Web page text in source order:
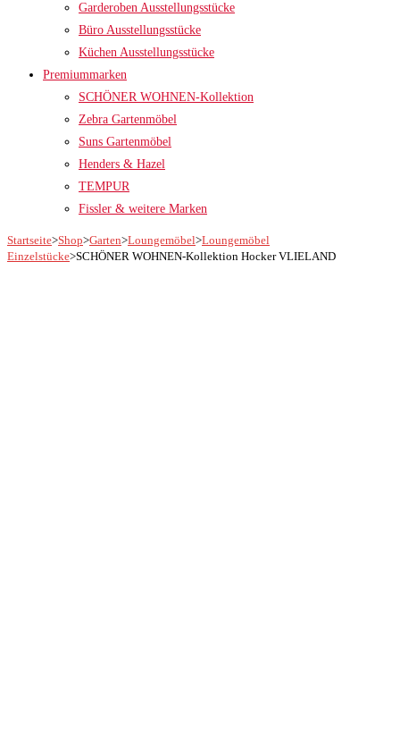
Garderoben Ausstellungsstücke
Büro Ausstellungsstücke
Küchen Ausstellungsstücke
Premiummarken
SCHÖNER WOHNEN-Kollektion
Zebra Gartenmöbel
Suns Gartenmöbel
Henders & Hazel
TEMPUR
Fissler & weitere Marken
Startseite>Shop>Garten>Loungemöbel>Loungemöbel
Einzelstücke>SCHÖNER WOHNEN-Kollektion Hocker VLIELAND